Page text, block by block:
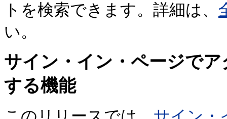
トを検索できます。詳細は、
い。
サイン・イン・ページで
する機能